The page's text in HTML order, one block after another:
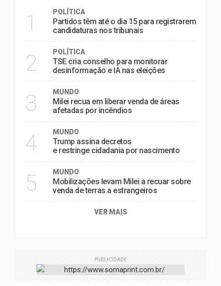
1 POLÍTICA
Partidos têm até o dia 15 para registrarem
candidaturas nos tribunais
2 POLÍTICA
TSE cria conselho para monitorar
desinformação e IA nas eleições
3 MUNDO
Milei recua em liberar venda de áreas
afetadas por incêndios
4 MUNDO
Trump assina decretos
e restringe cidadania por nascimento
5 MUNDO
Mobilizações levam Milei a recuar sobre
venda de terras a estrangeiros
VER MAIS
PUBLICIDADE